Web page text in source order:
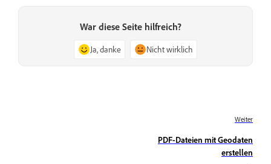
War diese Seite hilfreich?
Ja, danke Nicht wirklich
Weiter
PDF-Dateien mit Geodaten
erstellen